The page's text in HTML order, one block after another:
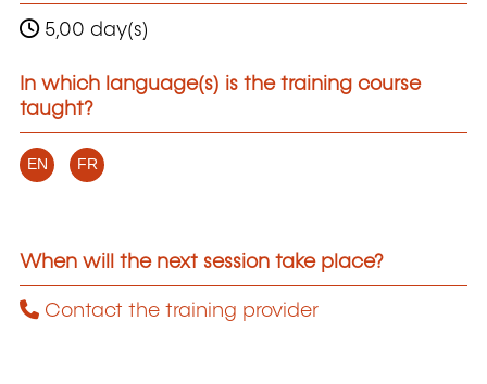
5,00 day(s)
In which language(s) is the training course
taught?
EN FR
When will the next session take place?
Contact the training provider